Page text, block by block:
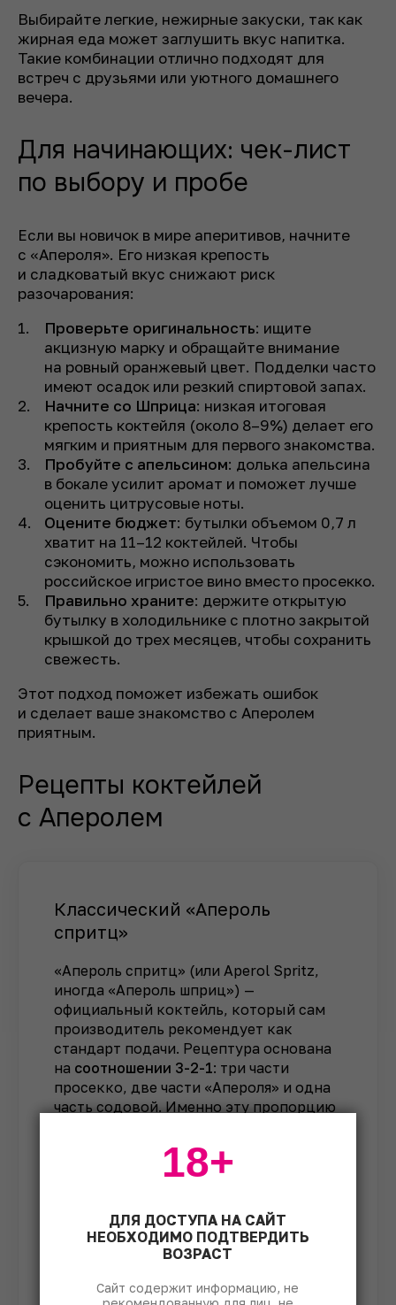
Выбирайте легкие, нежирные закуски, так как
жирная еда может заглушить вкус напитка.
Такие комбинации отлично подходят для
встреч с друзьями или уютного домашнего
вечера.
Для начинающих: чек-лист
по выбору и пробе
Если вы новичок в мире аперитивов, начните
с «Апероля». Его низкая крепость
и сладковатый вкус снижают риск
разочарования:
Проверьте оригинальность: ищите
акцизную марку и обращайте внимание
на ровный оранжевый цвет. Подделки часто
имеют осадок или резкий спиртовой запах.
Начните со Шприца: низкая итоговая
крепость коктейля (около 8–9%) делает его
мягким и приятным для первого знакомства.
Пробуйте с апельсином: долька апельсина
в бокале усилит аромат и поможет лучше
оценить цитрусовые ноты.
Оцените бюджет: бутылки объемом 0,7 л
хватит на 11–12 коктейлей. Чтобы
сэкономить, можно использовать
российское игристое вино вместо просекко.
Правильно храните: держите открытую
бутылку в холодильнике с плотно закрытой
крышкой до трех месяцев, чтобы сохранить
свежесть.
Этот подход поможет избежать ошибок
и сделает ваше знакомство с Аперолем
приятным.
Рецепты коктейлей
с Аперолем
Классический «Апероль
спритц»
«Апероль спритц» (или Aperol Spritz,
иногда «Апероль шприц») —
официальный коктейль, который сам
производитель рекомендует как
стандарт подачи. Рецептура основана
на соотношении 3-2-1: три части
просекко, две части «Апероля» и одна
часть содовой. Именно эту пропорцию
сухого игристого вина);
60 мл «Апероля»;
30 мл содовой воды;
ДЛЯ ДОСТУПА НА САЙТ
НЕОБХОДИМО ПОДТВЕРДИТЬ
ВОЗРАСТ
Сайт содержит информацию, не
18+